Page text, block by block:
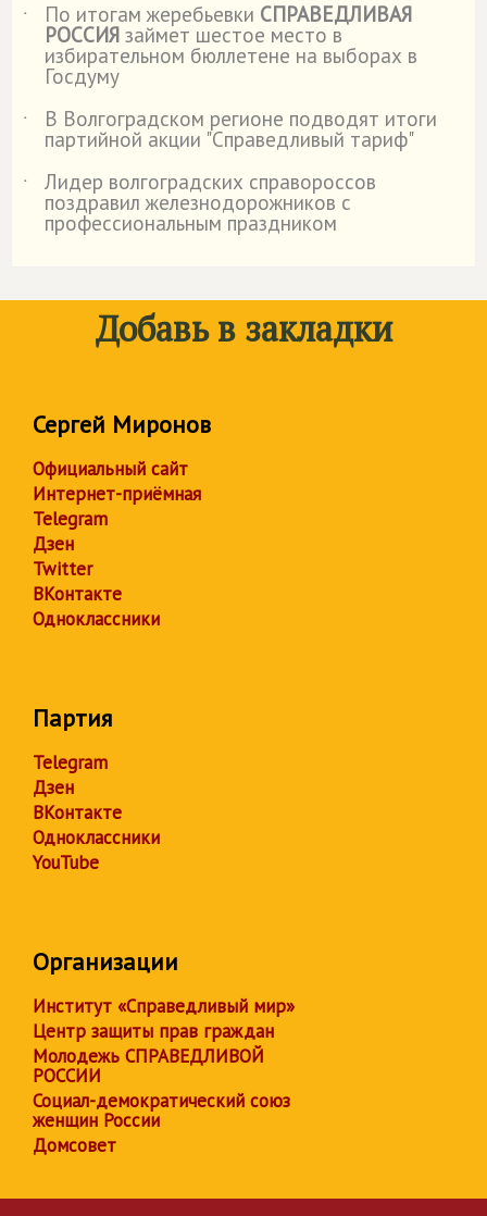
˙
По итогам жеребьевки СПРАВЕДЛИВАЯ
РОССИЯ займет шестое место в
избирательном бюллетене на выборах в
Госдуму
˙
В Волгоградском регионе подводят итоги
партийной акции "Справедливый тариф"
˙
Лидер волгоградских справороссов
поздравил железнодорожников с
профессиональным праздником
Добавь в закладки
Сергей Миронов
Официальный сайт
Интернет-приёмная
Telegram
Дзен
Twitter
ВКонтакте
Одноклассники
Партия
Telegram
Дзен
ВКонтакте
Одноклассники
YouTube
Организации
Институт «Справедливый мир»
Центр защиты прав граждан
Молодежь СПРАВЕДЛИВОЙ
РОССИИ
Социал-демократический союз
женщин России
Домсовет